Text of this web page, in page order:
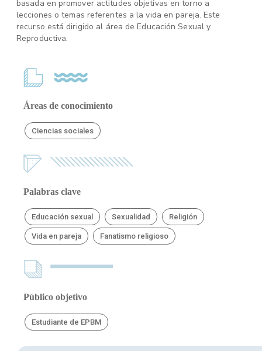
basada en promover actitudes objetivas en torno a
lecciones o temas referentes a la vida en pareja. Este
recurso está dirigido al área de Educación Sexual y
Reproductiva.
Áreas de conocimiento
Ciencias sociales
Palabras clave
Educación sexual Sexualidad Religión
Vida en pareja Fanatismo religioso
Público objetivo
Estudiante de EPBM